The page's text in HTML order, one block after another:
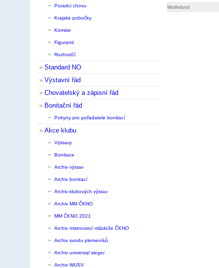
Poradci chovu
Krajské pobočky
Komise
Figuranti
Rozhodčí
Standard NO
Výstavní řád
Chovatelský a zápisní řád
Bonitační řád
Pokyny pro pořadatele bonitací
Akce klubu
Výstavy
Bonitace
Archiv výstav
Archiv bonitací
Archiv klubových výstav
Archiv MM ČKNO
MM ČKNO 2021
Archiv mistrovství mládeže ČKNO
Archiv svodu plemeníků
Archiv universal sieger
Archiv WUSV
Wolfeland